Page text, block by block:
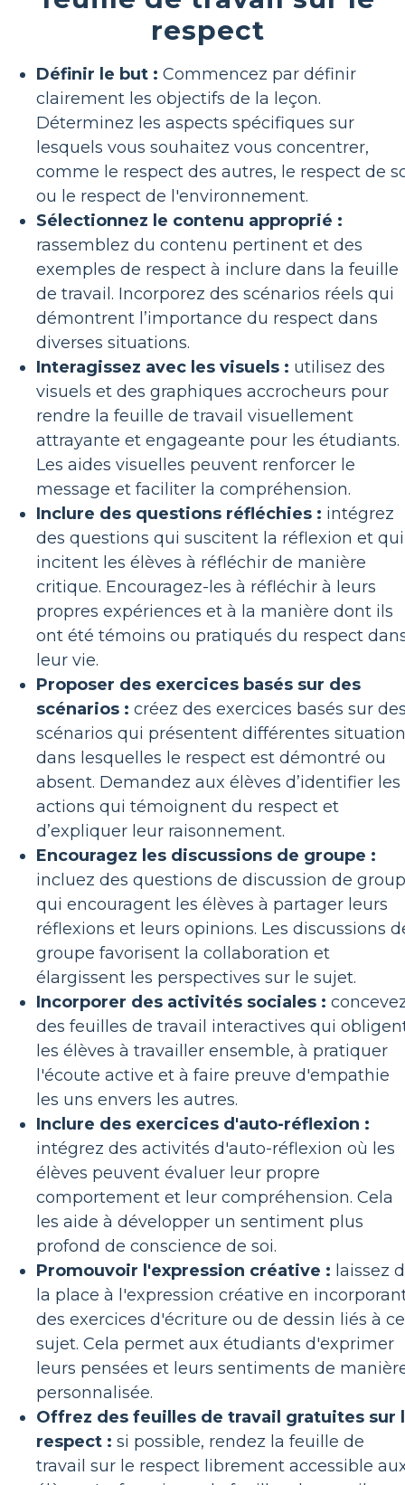
respect
Définir le but : Commencez par définir
clairement les objectifs de la leçon.
Déterminez les aspects spécifiques sur
lesquels vous souhaitez vous concentrer,
comme le respect des autres, le respect de
ou le respect de l'environnement.
Sélectionnez le contenu approprié :
rassemblez du contenu pertinent et des
exemples de respect à inclure dans la feuille
de travail. Incorporez des scénarios réels qui
démontrent l’importance du respect dans
diverses situations.
Interagissez avec les visuels : utilisez des
visuels et des graphiques accrocheurs pour
rendre la feuille de travail visuellement
attrayante et engageante pour les étudiants.
Les aides visuelles peuvent renforcer le
message et faciliter la compréhension.
Inclure des questions réfléchies : intégrez
des questions qui suscitent la réflexion et qui
incitent les élèves à réfléchir de manière
critique. Encouragez-les à réfléchir à leurs
propres expériences et à la manière dont ils
ont été témoins ou pratiqués du respect
leur vie.
Proposer des exercices basés sur des
scénarios : créez des exercices basés sur
scénarios qui présentent différentes
dans lesquelles le respect est démontré ou
absent. Demandez aux élèves d’identifier les
actions qui témoignent du respect et
d’expliquer leur raisonnement.
Encouragez les discussions de groupe :
incluez des questions de discussion de
qui encouragent les élèves à partager leurs
réflexions et leurs opinions. Les discussions
groupe favorisent la collaboration et
élargissent les perspectives sur le sujet.
Incorporer des activités sociales :
des feuilles de travail interactives qui
les élèves à travailler ensemble, à pratiquer
l'écoute active et à faire preuve d'empathie
les uns envers les autres.
Inclure des exercices d'auto-réflexion :
intégrez des activités d'auto-réflexion où les
élèves peuvent évaluer leur propre
comportement et leur compréhension. Cela
les aide à développer un sentiment plus
profond de conscience de soi.
Promouvoir l'expression créative : laissez
la place à l'expression créative en
des exercices d'écriture ou de dessin liés à ce
sujet. Cela permet aux étudiants d'exprimer
leurs pensées et leurs sentiments de
personnalisée.
Offrez des feuilles de travail gratuites sur
respect : si possible, rendez la feuille de
travail sur le respect librement accessible